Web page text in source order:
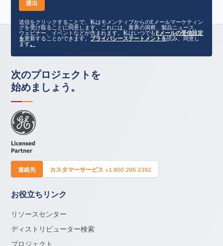
送信をクリックすることで、私はモメンティブからのEメールマーケティン
グを受け取ることに同意します。これには、業界の洞察、製品ニュース、
ウェビナー、イベントなどが含まれます。私はいつでもEメールの受信設定
を更新することができます。 プライバシーステートメントを読み、同意し
ます。
次のプロジェクトを
始めましょう。
連絡先 カスタマーサービス +1 800 295 2392
お役立ちリンク
リソースセンター
ディストリビューター検索
プロジェクト